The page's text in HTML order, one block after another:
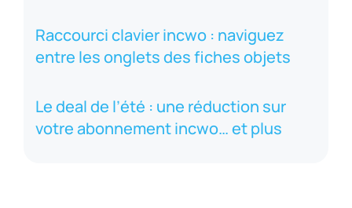
Raccourci clavier incwo : naviguez
entre les onglets des fiches objets
Le deal de l’été : une réduction sur
votre abonnement incwo… et plus